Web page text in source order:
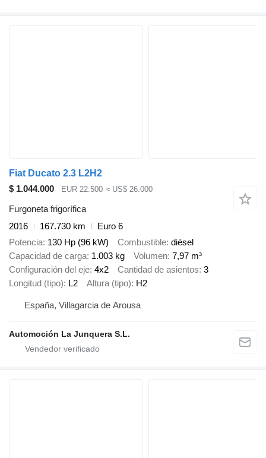
Fiat Ducato 2.3 L2H2
$ 1.044.000
EUR 22.500 ≈ US$ 26.000
Furgoneta frigorífica
2016
167.730 km
Euro 6
Potencia 130 Hp (96 kW) Combustible diésel
Capacidad de carga 1.003 kg Volumen 7,97 m³
Configuración del eje 4x2 Cantidad de asientos 3
Longitud (tipo) L2 Altura (tipo) H2
España, Villagarcia de Arousa
Automoción La Junquera S.L.